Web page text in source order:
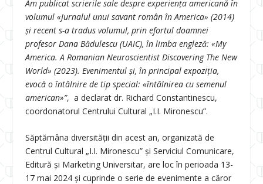
Am publicat scrierile sale despre experiența americană în
volumul «Jurnalul unui savant român în America» (2014)
și recent s-a tradus volumul, prin efortul doamnei
profesor Dana Bădulescu (UAIC), în limba engleză: «My
America. A Romanian Neuroscientist Discovering The New
World» (2023). Evenimentul și, în principal expoziția,
evocă o întâlnire de tip special: «întâlnirea cu semenul
american»”, a declarat dr. Richard Constantinescu,
coordonatorul Centrului Cultural „I.I. Mironescu”.
Săptămâna diversității din acest an, organizată de
Centrul Cultural „I.I. Mironescu” și Serviciul Comunicare,
Editură și Marketing Universitar, are loc în perioada 13-
17 mai 2024 și cuprinde o serie de evenimente a căror